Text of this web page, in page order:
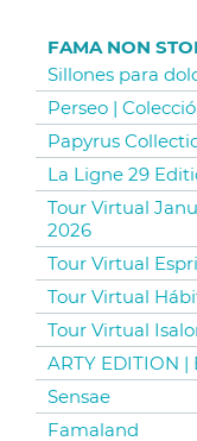
FAMA NON
Sillones para
Perseo |
Papyrus
La Ligne 29
Tour Virtual
2026
Tour Virtual
Tour Virtual
Tour Virtual
ARTY EDITION |
Sensae
Famaland